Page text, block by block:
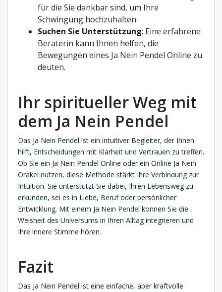
für die Sie dankbar sind, um Ihre
Schwingung hochzuhalten.
Suchen Sie Unterstützung: Eine erfahrene
Beraterin kann Ihnen helfen, die
Bewegungen eines Ja Nein Pendel Online zu
deuten.
Ihr spiritueller Weg mit
dem Ja Nein Pendel
Das Ja Nein Pendel ist ein intuitiver Begleiter, der Ihnen
hilft, Entscheidungen mit Klarheit und Vertrauen zu treffen.
Ob Sie ein Ja Nein Pendel Online oder ein Online Ja Nein
Orakel nutzen, diese Methode stärkt Ihre Verbindung zur
Intuition. Sie unterstützt Sie dabei, Ihren Lebensweg zu
erkunden, sei es in Liebe, Beruf oder persönlicher
Entwicklung. Mit einem Ja Nein Pendel können Sie die
Weisheit des Universums in Ihren Alltag integrieren und
Ihre innere Stimme hören.
Fazit
Das Ja Nein Pendel ist eine einfache, aber kraftvolle